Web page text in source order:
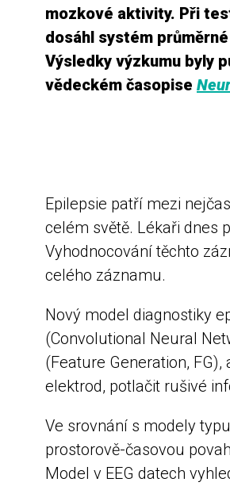
mozkové aktivity. Při
dosáhl systém
Výsledky výzkumu byly
vědeckém časopise
Epilepsie patří mezi
celém světě. Lékaři dnes
Vyhodnocování těchto
celého záznamu.
Nový model diagnostiky
(Convolutional Neural
(Feature Generation,
elektrod, potlačit rušivé
Ve srovnání s modely
prostorově-časovou
Model v EEG datech